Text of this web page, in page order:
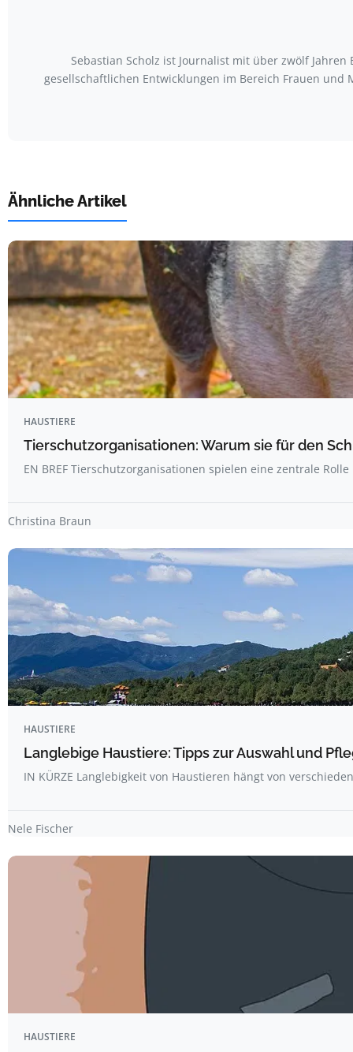
Sebastian Scholz ist Journalist mit über zwölf
gesellschaftlichen Entwicklungen im Bereich Frauen
Ähnliche Artikel
HAUSTIERE
Tierschutzorganisationen: Warum sie für den
EN BREF Tierschutzorganisationen spielen eine zentrale
Christina Braun
HAUSTIERE
Langlebige Haustiere: Tipps zur Auswahl und
IN KÜRZE Langlebigkeit von Haustieren hängt von
Nele Fischer
HAUSTIERE